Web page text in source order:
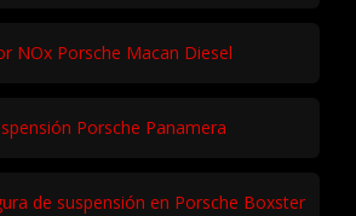
NOx Porsche Macan Diesel
Porsche Panamera
de suspensión en Porsche Boxster